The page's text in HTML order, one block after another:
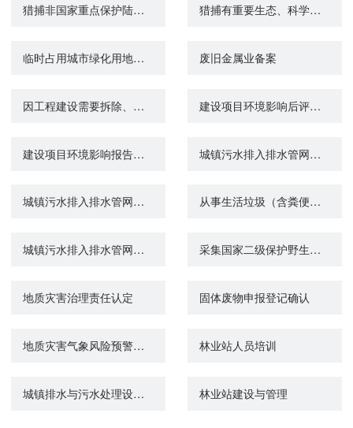
猎捕非国家重点保护陆生野生动物狩猎证核发 猎捕有重要生态、科学、社会价值的水生野生动物审批
临时占用城市绿化用地审批 废旧金属业备案
因工程建设需要拆除、移动城镇排水与污水处理设施方案审核 建设项目环境影响后评价报告备案
建设项目环境影响报告表审批（市县级） 城镇污水排入排水管网许可变更
城镇污水排入排水管网许可核发 从事生活垃圾（含粪便）经营性清扫、收集、运输、处理服务审批
城镇污水排入排水管网许可注销 采集国家二级保护野生植物（农业类）审批
地质灾害治理责任认定 固体废物申报登记确认
地质灾害气象风险预警预报 林业站人员培训
城镇排水与污水处理设施建设与维护 林业站建设与管理